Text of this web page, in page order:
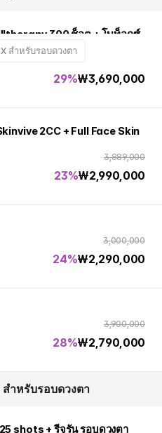
สำหรับรอบดวงตา
300 ช็อต + โบท็อกซ์
₩3,690,000
29%
2CC + Full Face Skin
3,889,000
₩2,990,000
23%
3,000,000
₩2,290,000
24%
3,900,000
₩2,790,000
28%
ำหรับรอบดวงตา
shots + รีจูรัน รอบดวงตา